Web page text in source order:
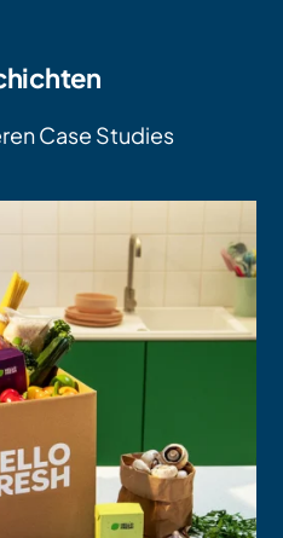
Case Studies